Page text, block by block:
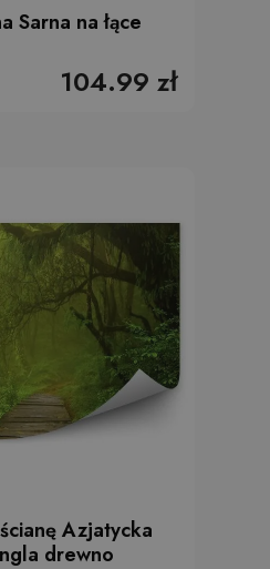
Sarna na łące
104.99 zł
Azjatycka
drewno